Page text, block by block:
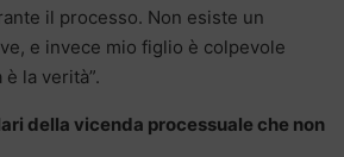
il processo. Non esiste un
e invece mio figlio è colpevole
la verità”.
della vicenda processuale che non